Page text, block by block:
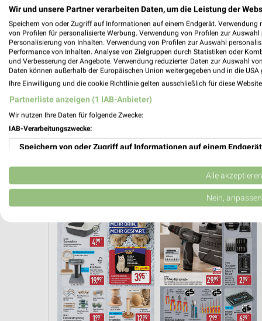
AKTIONEN,
Wir und unsere Partner verarbeiten Daten, um die Leistung der
Speichern von oder Zugriff auf Informationen auf einem Endgerät. Verwendung
von Profilen für personalisierte Werbung. Verwendung von Profilen zur
Personalisierung von Inhalten. Verwendung von Profilen zur Auswahl
Performance von Inhalten. Analyse von Zielgruppen durch Statistiken oder
und Verbesserung der Angebote. Verwendung reduzierter Daten zur Auswahl
Daten können außerhalb der Europäischen Union weitergegeben und in die USA
Ihre Einwilligung und die cookie Richtlinie gelten ausschließlich für diese
Partnerliste anzeigen (1 IAB-Anbieter)
Wir nutzen Ihre Daten für folgende Zwecke:
IAB-Verarbeitungszwecke:
Speichern von oder Zugriff auf Informationen auf einem Endgerät
Verwendung reduzierter Daten zur Auswahl von Werbeanzeigen
Erstellung von Profilen für personalisierte Werbung
Erstellung von Profilen zur Personalisierung von Inhalten
Verwendung von Profilen zur Auswahl personalisierter Inhalte
Messung der Werbeleistung
Messung der Performance von Inhalten
Alle akzeptieren
Nein, anpassen